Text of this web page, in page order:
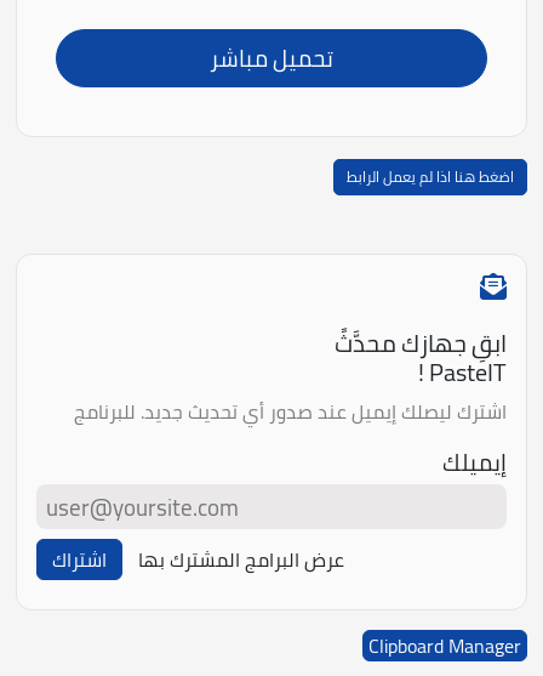
تحميل مباشر
اضغط هنا اذا لم يعمل الرابط
ابقِ جهازك محدَّثً
PasteIT !
اشترك ليصلك إيميل عند صدور أي تحديث جديد. للبرنامج
إيميلك
عرض البرامج المشترك بها اشتراك
Clipboard Manager